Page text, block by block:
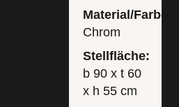
Material/Farbe:
Chrom
Stellfläche:
b 90 x t 60
x h 55 cm